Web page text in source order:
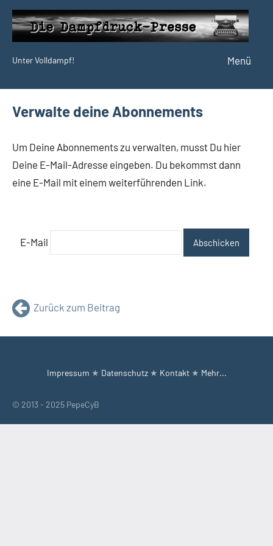
Zum
Inhalt
springen
Dampfdruck-
Presse
Unter Volldampf! Menü
Verwalte deine Abonnements
Um Deine Abonnements zu verwalten, musst Du hier
Deine E-Mail-Adresse eingeben. Du bekommst dann
eine E-Mail mit einem weiterführenden Link.
E-Mail
Zurück zum Beitrag
Impressum ★ Datenschutz★ Kontakt★ Mehr...
© 2013 - 2025 PepeCyB